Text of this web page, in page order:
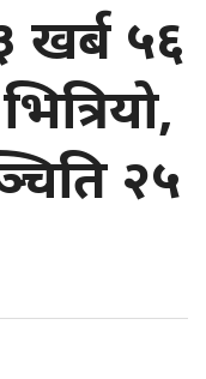
खर्ब ५६
२५